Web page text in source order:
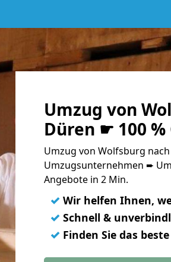
Umzug von
Düren ☛ 100
Umzug von Wolfsburg
Umzugsunternehmen ➨
Angebote in 2 Min.
✓ Wir helfen Ihnen,
✓ Schnell &
✓ Finden Sie das